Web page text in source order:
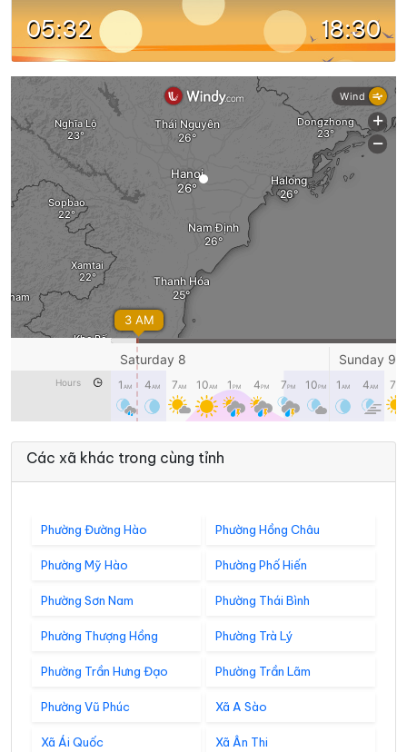
05:32 18:30
Các xã khác trong cùng tỉnh
Phường Đường Hào Phường Hồng Châu
Phường Mỹ Hào Phường Phố Hiến
Phường Sơn Nam Phường Thái Bình
Phường Thượng Hồng Phường Trà Lý
Phường Trần Hưng Đạo Phường Trần Lãm
Phường Vũ Phúc Xã A Sào
Xã Ái Quốc Xã Ân Thi